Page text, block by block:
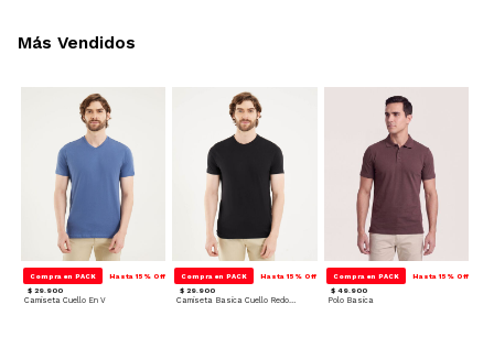
Compra en PACK Hasta 15% Off
$ 29.900
Camiseta Cuello En V
Compra en PACK Hasta 15% Off
$ 29.900
Camiseta Basica Cuello Redondo
Compra en PACK Hasta 15% Off
$ 49.900
Polo Basica
Más Vendidos